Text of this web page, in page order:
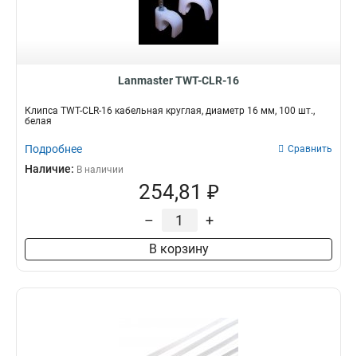
Lanmaster TWT-CLR-16
Клипса TWT-CLR-16 кабельная круглая, диаметр 16 мм, 100 шт.,
белая
Подробнее Сравнить
Наличие: В наличии
254,81 ₽
– +
В корзину